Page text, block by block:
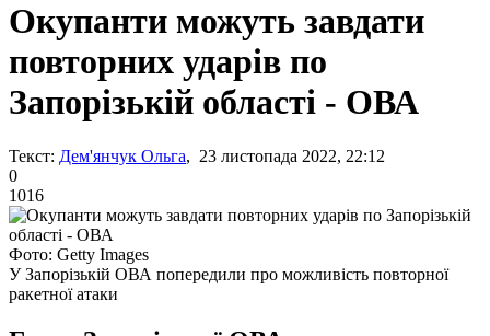
Окупанти можуть завдати
повторних ударів по
Запорізькій області - ОВА
Текст: Дем'янчук Ольга, 23 листопада 2022, 22:12
0
1016
Фото: Getty Images
У Запорізькій ОВА попередили про можливість повторної
ракетної атаки